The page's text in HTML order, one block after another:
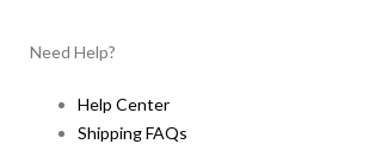
Need Help?
Help Center
Shipping FAQs